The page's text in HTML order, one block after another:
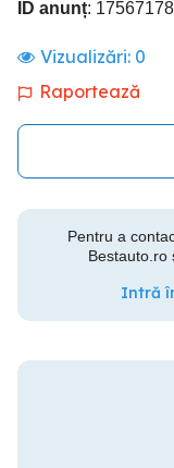
ID anunț:
Vizualizări: 0
Raportează
Pentru a
Bestauto.ro
Intră